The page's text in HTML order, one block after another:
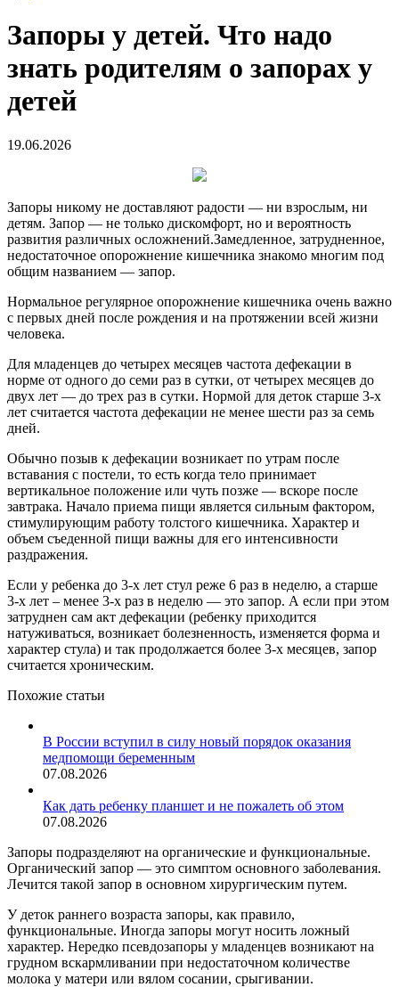
Запоры у детей. Что надо
знать родителям о запорах у
детей
19.06.2026
Запоры никому не доставляют радости — ни взрослым, ни
детям. Запор — не только дискомфорт, но и вероятность
развития различных осложнений.Замедленное, затрудненное,
недостаточное опорожнение кишечника знакомо многим под
общим названием — запор.
Нормальное регулярное опорожнение кишечника очень важно
с первых дней после рождения и на протяжении всей жизни
человека.
Для младенцев до четырех месяцев частота дефекации в
норме от одного до семи раз в сутки, от четырех месяцев до
двух лет — до трех раз в сутки. Нормой для деток старше 3-х
лет считается частота дефекации не менее шести раз за семь
дней.
Обычно позыв к дефекации возникает по утрам после
вставания с постели, то есть когда тело принимает
вертикальное положение или чуть позже — вскоре после
завтрака. Начало приема пищи является сильным фактором,
стимулирующим работу толстого кишечника. Характер и
объем съеденной пищи важны для его интенсивности
раздражения.
Если у ребенка до 3-х лет стул реже 6 раз в неделю, а старше
3-х лет – менее 3-х раз в неделю — это запор. А если при этом
затруднен сам акт дефекации (ребенку приходится
натуживаться, возникает болезненность, изменяется форма и
характер стула) и так продолжается более 3-х месяцев, запор
считается хроническим.
Похожие статьи
В России вступил в силу новый порядок оказания
медпомощи беременным
07.08.2026
Как дать ребенку планшет и не пожалеть об этом
07.08.2026
Запоры подразделяют на органические и функциональные.
Органический запор — это симптом основного заболевания.
Лечится такой запор в основном хирургическим путем.
У деток раннего возраста запоры, как правило,
функциональные. Иногда запоры могут носить ложный
характер. Нередко псевдозапоры у младенцев возникают на
грудном вскармливании при недостаточном количестве
молока у матери или вялом сосании, срыгивании.